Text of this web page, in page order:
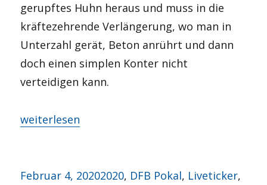
gerupftes Huhn heraus und muss in die
kräftezehrende Verlängerung, wo man in
Unterzahl gerät, Beton anrührt und dann
doch einen simplen Konter nicht
verteidigen kann.
„Was für ein Abend…“
weiterlesen
Veröffentlicht
Februar 4, 2020Kategorien
2020, DFB Pokal, Liveticker,